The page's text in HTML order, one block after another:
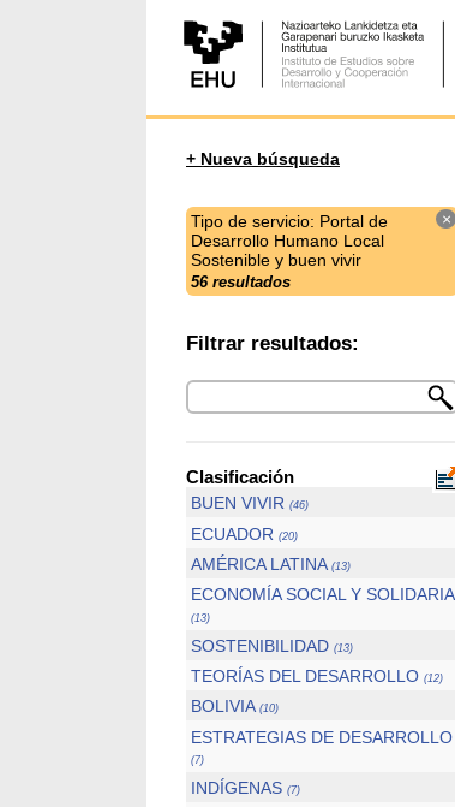
+ Nueva búsqueda
Tipo de servicio: Portal de
Desarrollo Humano Local
Sostenible y buen vivir
56 resultados
×
Filtrar resultados:
Clasificación
BUEN VIVIR (46)
ECUADOR (20)
AMÉRICA LATINA (13)
ECONOMÍA SOCIAL Y SOLIDARIA
(13)
SOSTENIBILIDAD (13)
TEORÍAS DEL DESARROLLO (12)
BOLIVIA (10)
ESTRATEGIAS DE DESARROLLO
(7)
INDÍGENAS (7)